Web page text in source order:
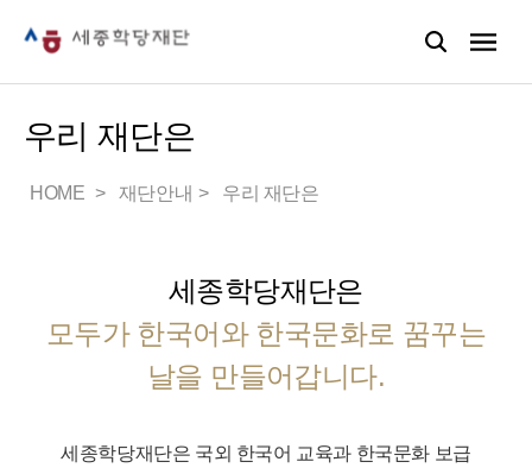
우리 재단은
HOME 재단안내 우리 재단은
세종학당재단은
모두가 한국어와 한국문화로 꿈꾸는
날을 만들어갑니다.
세종학당재단은 국외 한국어 교육과 한국문화 보급